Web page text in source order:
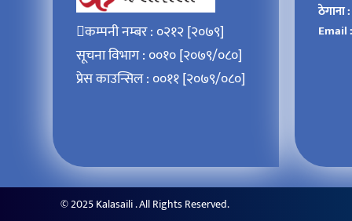
कम्पनी नम्बर : ०२१२ [२०७९]
सूचना विभाग : ००१० [२०७९/०८०]
प्रेस काउन्सिल : ००११ [२०७९/०८०]
ठेगाना :
Email :
© 2025 Kalasaili . All Rights Reserved.